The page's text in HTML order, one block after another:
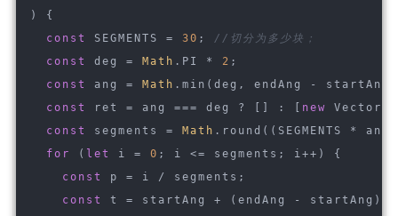
) {
const
SEGMENTS = 30 ; //切分为多少块；
const
deg = Math .PI * 2 ;
const
ang = Math .min(deg, endAng -
const
ret = ang === deg ? [] : [ new
const
segments = Math .round((SEGMENTS *
for
( let i = 0 ; i <= segments; i++) {
const
p = i / segments;
const
t = startAng + (endAng - startAng)